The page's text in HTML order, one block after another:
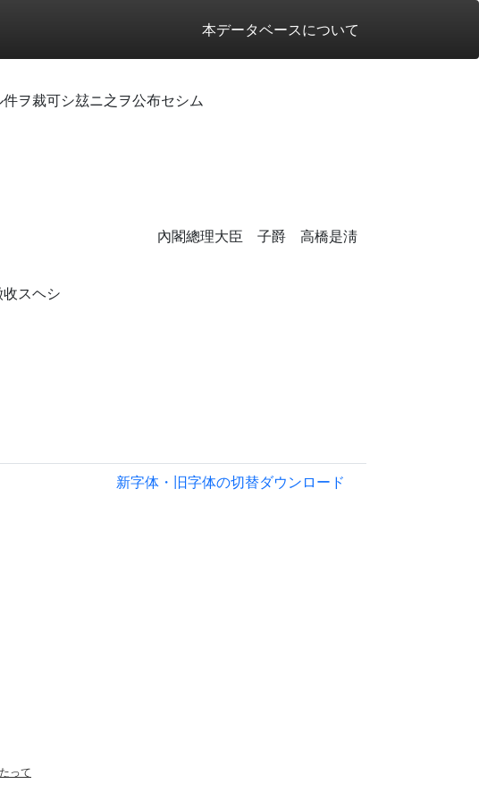
本データベースについて
ヲ裁可シ玆ニ之ヲ公布セシム
內閣總理大臣 子爵 高橋是淸
スヘシ
新字体・旧字体の切替ダウンロード
って